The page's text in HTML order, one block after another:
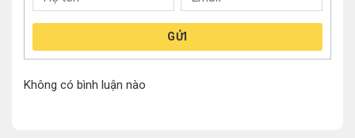
GỬI
Không có bình luận nào